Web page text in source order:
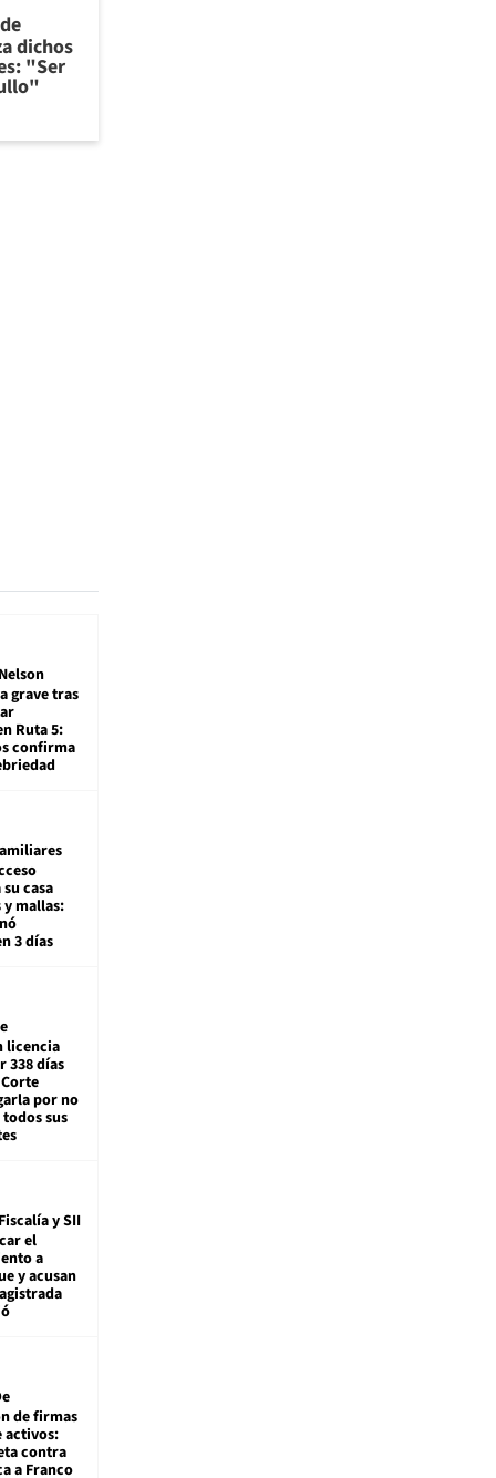
dichos
"Ser
Nelson
grave tras
Ruta 5:
confirma
casa
mallas:
3 días
licencia
338 días
por no
sus
Fiscalía y SII
el
a
y acusan
de firmas
activos:
contra
a Franco